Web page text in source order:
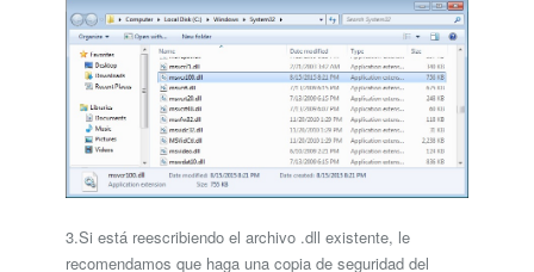
3.Si está reescribiendo el archivo .dll existente, le
recomendamos que haga una copia de seguridad del